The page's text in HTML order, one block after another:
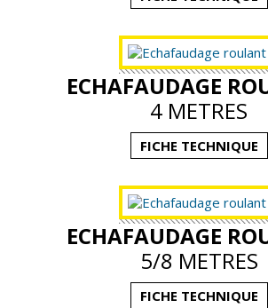
ECHAFAUDAGE
4 METRES
FICHE TECHNIQUE
ECHAFAUDAGE
5/8 METRES
FICHE TECHNIQUE